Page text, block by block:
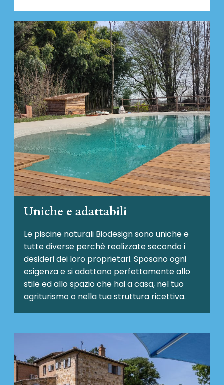
Uniche e adattabili
Le piscine naturali Biodesignsono uniche e
tutte diverse perchè realizzate secondo i
desideri dei loro proprietari. Sposano ogni
esigenza e si adattano perfettamente allo
stile ed allo spazio che hai a casa, nel tuo
agriturismo o nella tua struttura ricettiva.